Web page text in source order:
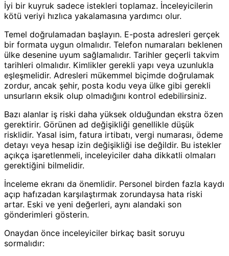
İyi bir kuyruk sadece istekleri toplamaz. İnceleyicilerin
kötü veriyi hızlıca yakalamasına yardımcı olur.
Temel doğrulamadan başlayın. E-posta adresleri gerçek
bir formata uygun olmalıdır. Telefon numaraları beklenen
ülke desenine uyum sağlamalıdır. Tarihler geçerli takvim
tarihleri olmalıdır. Kimlikler gerekli yapı veya uzunlukla
eşleşmelidir. Adresleri mükemmel biçimde doğrulamak
zordur, ancak şehir, posta kodu veya ülke gibi gerekli
unsurların eksik olup olmadığını kontrol edebilirsiniz.
Bazı alanlar iş riski daha yüksek olduğundan ekstra özen
gerektirir. Görünen ad değişikliği genellikle düşük
risklidir. Yasal isim, fatura irtibatı, vergi numarası, ödeme
detayı veya hesap izin değişikliği ise değildir. Bu istekler
açıkça işaretlenmeli, inceleyiciler daha dikkatli olmaları
gerektiğini bilmelidir.
İnceleme ekranı da önemlidir. Personel birden fazla kaydı
açıp hafızadan karşılaştırmak zorundaysa hata riski
artar. Eski ve yeni değerleri, aynı alandaki son
gönderimleri gösterin.
Onaydan önce inceleyiciler birkaç basit soruyu
sormalıdır: